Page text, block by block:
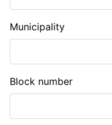
Municipality
Block number